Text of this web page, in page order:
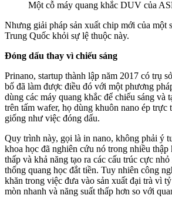
Một cỗ máy quang khắc DUV của
Nhưng giải pháp sản xuất chip mới của một
Trung Quốc khỏi sự lệ thuộc này.
Đóng dấu thay vì chiếu sáng
Prinano, startup thành lập năm 2017 có trụ
bố đã làm được điều đó với một phương
dùng các máy quang khắc để chiếu sáng và
trên tấm wafer, họ dùng khuôn nano ép trực
giống như việc đóng dấu.
Quy trình này, gọi là in nano, không phải ý
khoa học đã nghiên cứu nó trong nhiều
thấp và khả năng tạo ra các cấu trúc cực
thống quang học đắt tiền. Tuy nhiên công
khăn trong việc đưa vào sản xuất đại trà vì
mòn nhanh và năng suất thấp hơn so với